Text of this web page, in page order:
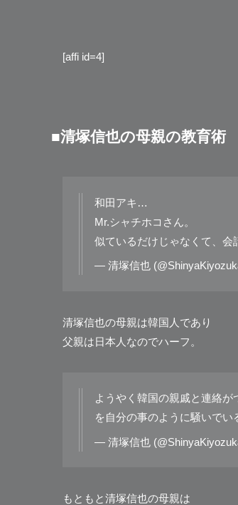
[affi id=4]
■清塚信也の母親の教育術
和田アキ…
Mr.シャチホコさん。
似ているだけじゃなくて、会
— 清塚信也
清塚信也の母親は韓国人であり
父親は日本人なのでハーフ。
ようやく韓国の親戚と連絡
を自分の事のように騒いでい
— 清塚信也
もともと清塚信也の母親は